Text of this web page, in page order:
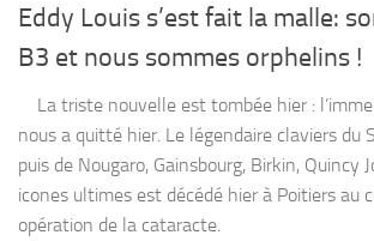
Eddy Louis s’est fait la malle:
B3 et nous sommes orphelins !
La triste nouvelle est tombée hier :
nous a quitté hier. Le légendaire claviers du
puis de Nougaro, Gainsbourg, Birkin, Quincy
icones ultimes est décédé hier à Poitiers au
opération de la cataracte.